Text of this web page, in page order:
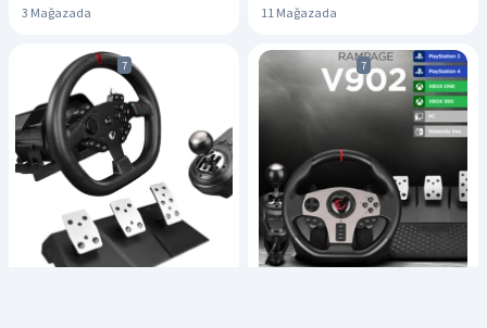
3 Mağazada 11 Mağazada
7 7